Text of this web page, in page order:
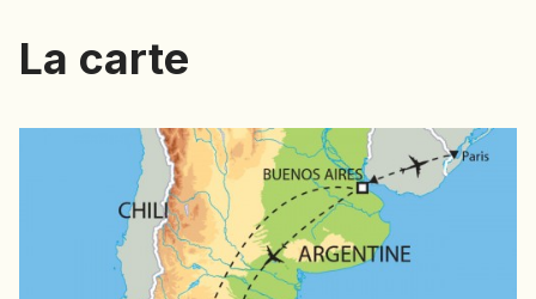
MACÉDOINE DU NORD
MONTÉNÉGRO
La carte